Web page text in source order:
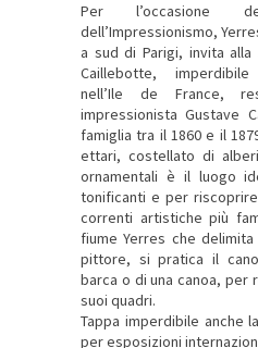
Per l’occasione del
dell’Impressionismo,
a sud di Parigi, invita
Caillebotte,
nell’Ile de France,
impressionista Gustave
famiglia tra il 1860 e il
ettari, costellato di
ornamentali è il luogo
tonificanti e per
correnti artistiche più
fiume Yerres che
pittore, si pratica il
barca o di una canoa, per
suoi quadri.
Tappa imperdibile anche
per esposizioni